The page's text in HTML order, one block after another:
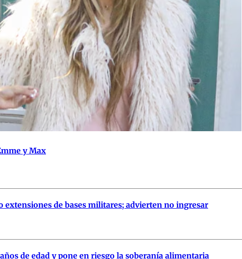
y Max
extensiones de bases militares; advierten no ingresar
de edad y pone en riesgo la soberanía alimentaria